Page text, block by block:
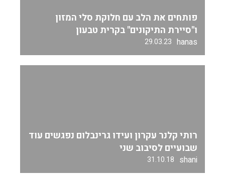
פותחים את הלב עם חלוקת סלי המזון
ו"סיירת התיקונים" בקרית טבעון
hanas
29.03.23
רותי קלנר עקרון ועידו גרינבלום נפגשים עוד
שבועיים לסיבוב שני
shani
31.10.18